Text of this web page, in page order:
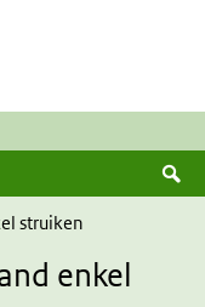
struiken
enkel